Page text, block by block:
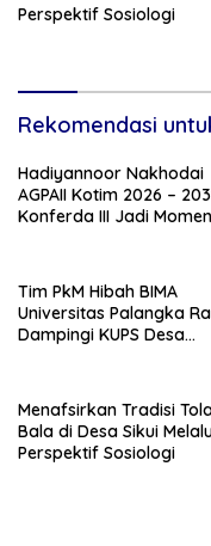
Perspektif Sosiologi
Rekomendasi
Hadiyannoor Nakhodai
AGPAII Kotim 2026 –
Konferda III Jadi
Tim PkM Hibah BIMA
Universitas Palangka
Dampingi KUPS Desa
Menafsirkan Tradisi
Bala di Desa Sikui
Perspektif Sosiologi